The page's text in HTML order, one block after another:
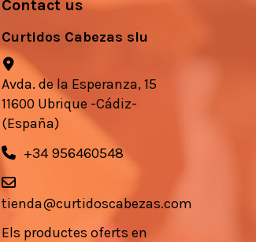
Contact us
Curtidos Cabezas slu
Avda. de la Esperanza, 15
11600 Ubrique -Cádiz-
(España)
+34 956460548
tienda@curtidoscabezas.com
Els productes oferts en